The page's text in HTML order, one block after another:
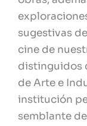
sugestivas
cine de
distinguidos
de Arte e
institución
semblante